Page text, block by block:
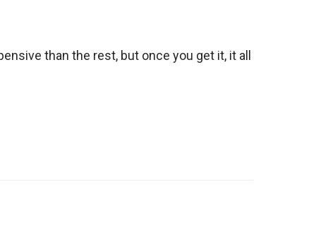
than the rest, but once you get it, it all